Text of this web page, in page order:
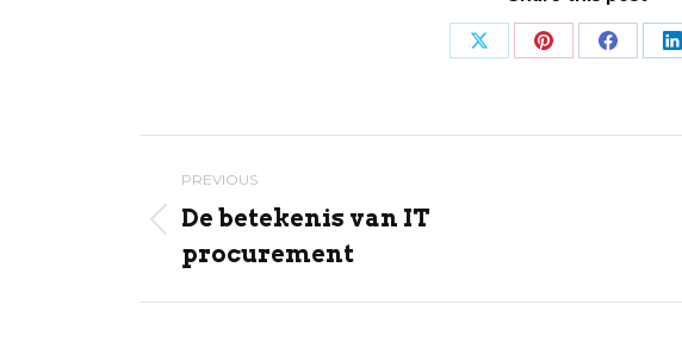
Share Share Share
navigation
PREVIOUS
Previous
post:
De betekenis van IT
procurement